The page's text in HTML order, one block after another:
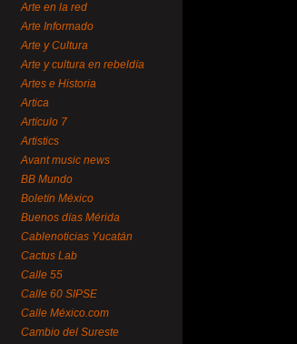
Arte en la red
Arte Informado
Arte y Cultura
Arte y cultura en rebeldía
Artes e Historia
Artica
Artículo 7
Artistics
Avant music news
BB Mundo
Boletín México
Buenos días Mérida
Cablenoticias Yucatán
Cactus Lab
Calle 55
Calle 60 SIPSE
Calle México.com
Cambio del Sureste